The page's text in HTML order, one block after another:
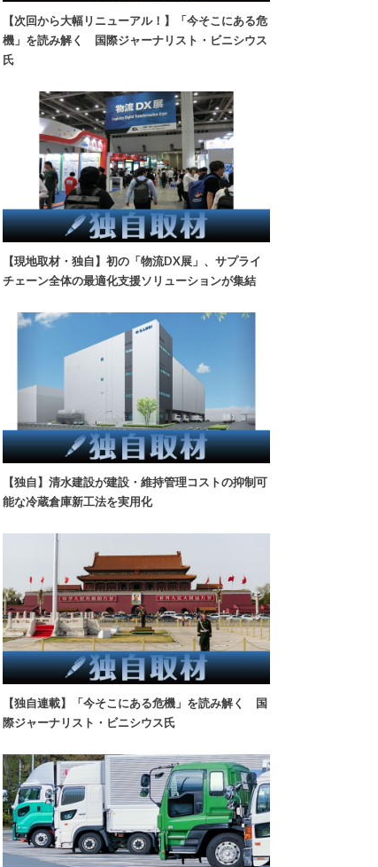
【次回から大幅リニューアル！】「今そこにある危
機」を読み解く 国際ジャーナリスト・ビニシウス
氏
【現地取材・独自】初の「物流DX展」、サプライ
チェーン全体の最適化支援ソリューションが集結
【独自】清水建設が建設・維持管理コストの抑制可
能な冷蔵倉庫新工法を実用化
【独自連載】「今そこにある危機」を読み解く 国
際ジャーナリスト・ビニシウス氏